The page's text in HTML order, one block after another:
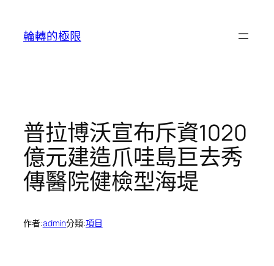
輪轉的極限
普拉博沃宣布斥資1020
億元建造爪哇島巨去秀
傳醫院健檢型海堤
作者:admin分類:項目